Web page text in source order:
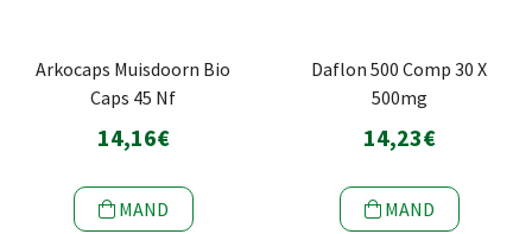
Arkocaps Muisdoorn Bio
Caps 45 Nf
14,16€
MAND
Daflon 500 Comp 30 X
500mg
14,23€
MAND